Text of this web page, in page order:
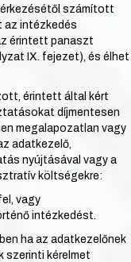
számított
az intézkedés
érintett panaszt
IX. fejezet), és élhet
érintett által kért
díjmentesen
megalapozatlan vagy
adatkezelő,
nyújtásával vagy a
költségekre:
vagy
intézkedést.
ha az adatkezelőnek
szerinti kérelmet